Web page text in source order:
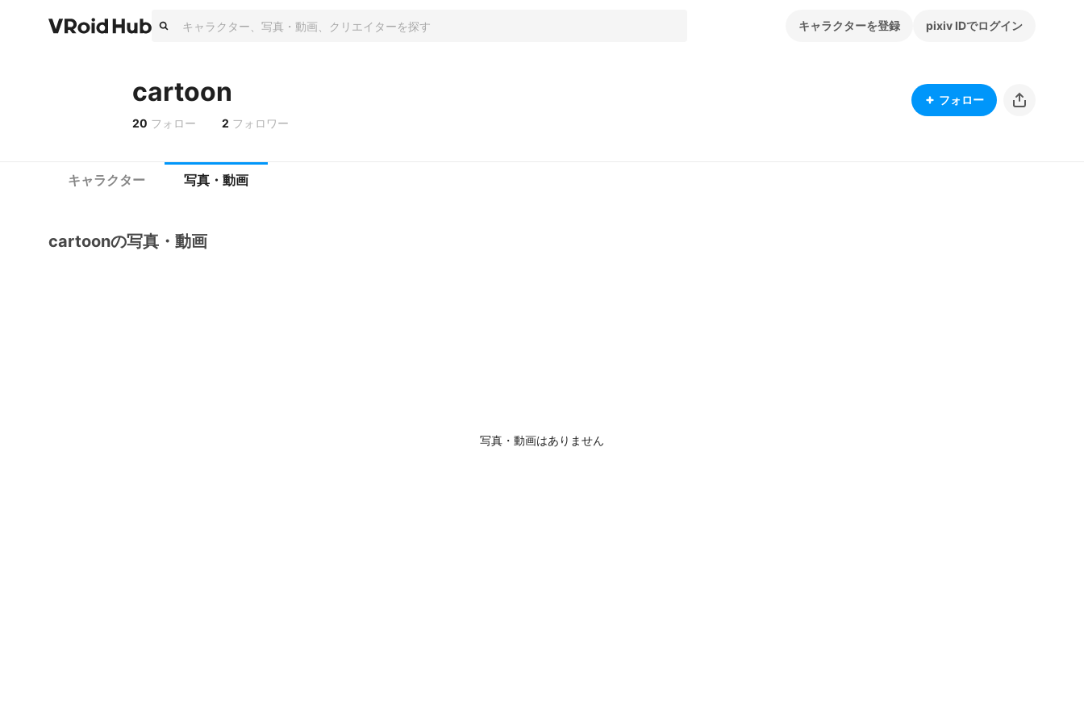
キャラクターを登録 pixiv IDでログイン
cartoon
20 フォロー 2 フォロワー
フォロー
キャラクター 写真・動画
cartoonの写真・動画
写真・動画はありません